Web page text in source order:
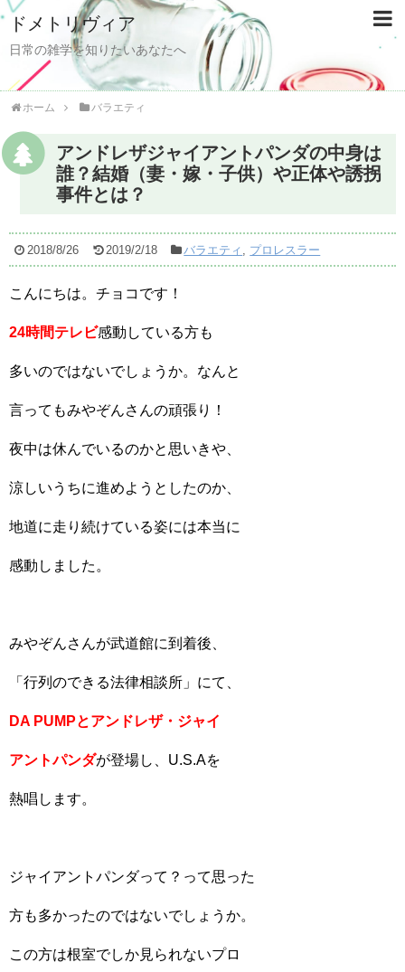
ドメトリヴィア
日常の雑学を知りたいあなたへ
ホーム バラエティ
アンドレザジャイアントパンダの中身は
誰？結婚（妻・嫁・子供）や正体や誘拐
事件とは？
2018/8/26 2019/2/18 バラエティ , プロレスラー
こんにちは。チョコです！
24時間テレビ感動している方も
多いのではないでしょうか。なんと
言ってもみやぞんさんの頑張り！
夜中は休んでいるのかと思いきや、
涼しいうちに進めようとしたのか、
地道に走り続けている姿には本当に
感動しました。
みやぞんさんが武道館に到着後、
「行列のできる法律相談所」にて、
DA PUMPとアンドレザ・ジャイ
アントパンダが登場し、U.S.Aを
熱唱します。
ジャイアントパンダって？って思った
方も多かったのではないでしょうか。
この方は根室でしか見られないプロ